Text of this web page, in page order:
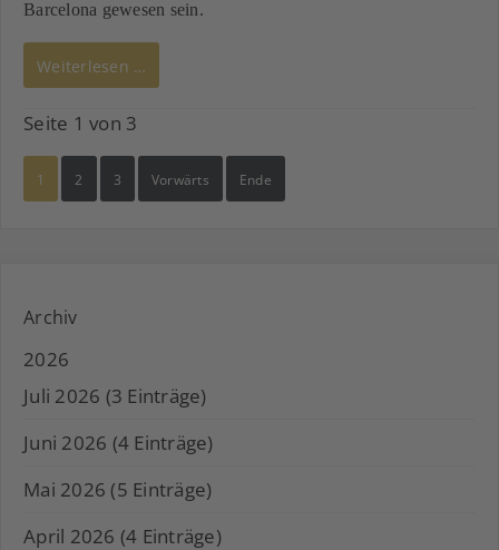
Barcelona gewesen sein.
Weiterlesen …
Seite 1 von 3
1 2 3 Vorwärts Ende
Archiv
2026
Juli 2026 (3 Einträge)
Juni 2026 (4 Einträge)
Mai 2026 (5 Einträge)
April 2026 (4 Einträge)